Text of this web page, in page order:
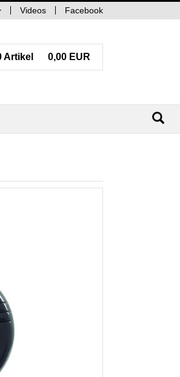
Videos Facebook
Artikel 0,00 EUR